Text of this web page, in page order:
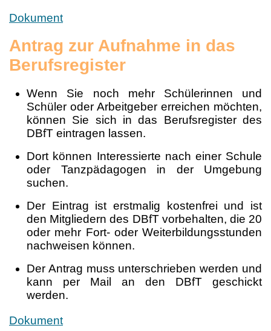
Dokument
Antrag zur Aufnahme in das
Berufsregister
Wenn Sie noch mehr Schülerinnen und
Schüler oder Arbeitgeber erreichen möchten,
können Sie sich in das Berufsregister des
DBfT eintragen lassen.
Dort können Interessierte nach einer Schule
oder Tanzpädagogen in der Umgebung
suchen.
Der Eintrag ist erstmalig kostenfrei und ist
den Mitgliedern des DBfT vorbehalten, die 20
oder mehr Fort- oder Weiterbildungsstunden
nachweisen können.
Der Antrag muss unterschrieben werden und
kann per Mail an den DBfT geschickt
werden.
Dokument